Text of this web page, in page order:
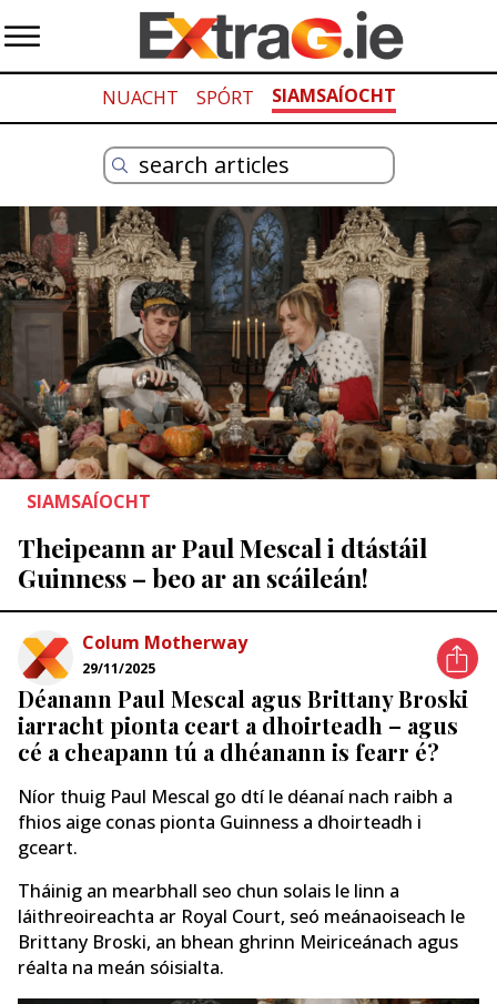
NUACHT SPÓRT SIAMSAÍOCHT
SIAMSAÍOCHT
Theipeann ar Paul Mescal i dtástáil
Guinness – beo ar an scáileán!
Colum Motherway
29/11/2025
Déanann Paul Mescal agus Brittany Broski
iarracht pionta ceart a dhoirteadh – agus
cé a cheapann tú a dhéanann is fearr é?
Níor thuig Paul Mescal go dtí le déanaí nach raibh a
fhios aige conas pionta Guinness a dhoirteadh i
gceart.
Tháinig an mearbhall seo chun solais le linn a
láithreoireachta ar Royal Court, seó meánaoiseach le
Brittany Broski, an bhean ghrinn Meiriceánach agus
réalta na meán sóisialta.